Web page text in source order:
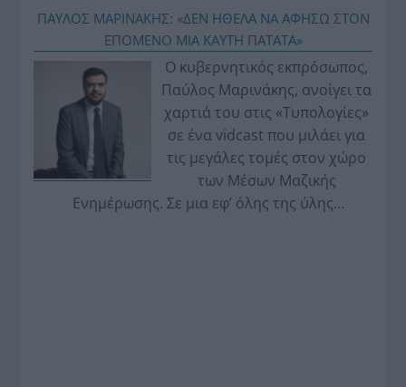
ΠΑΥΛΟΣ ΜΑΡΙΝΑΚΗΣ: «ΔΕΝ ΗΘΕΛΑ ΝΑ ΑΦΗΣΩ ΣΤΟΝ
ΕΠΟΜΕΝΟ ΜΙΑ ΚΑΥΤΗ ΠΑΤΑΤΑ»
Ο κυβερνητικός εκπρόσωπος,
Παύλος Μαρινάκης, ανοίγει τα
χαρτιά του στις «Τυπολογίες»
σε ένα vidcast που μιλάει για
τις μεγάλες τομές στον χώρο
των Μέσων Μαζικής
Ενημέρωσης. Σε μια εφ’ όλης της ύλης